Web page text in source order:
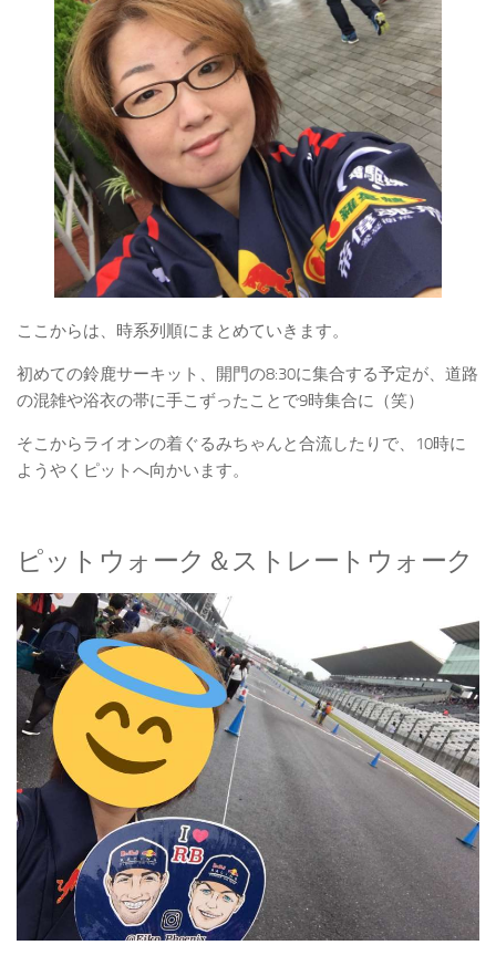
ここからは、時系列順にまとめていきます。
初めての鈴鹿サーキット、開門の8:30に集合する予定が、道路
の混雑や浴衣の帯に手こずったことで9時集合に（笑）
そこからライオンの着ぐるみちゃんと合流したりで、10時に
ようやくピットへ向かいます。
ピットウォーク＆ストレートウォーク